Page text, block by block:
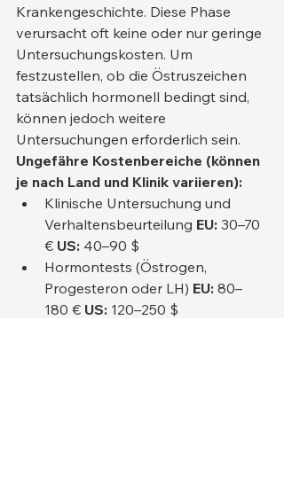
Krankengeschichte. Diese Phase
verursacht oft keine oder nur geringe
Untersuchungskosten. Um
festzustellen, ob die Östruszeichen
tatsächlich hormonell bedingt sind,
können jedoch weitere
Untersuchungen erforderlich sein.
Ungefähre Kostenbereiche (können
je nach Land und Klinik variieren):
Klinische Untersuchung und
Verhaltensbeurteilung EU: 30–70
€ US: 40–90 $
Hormontests (Östrogen,
Progesteron oder LH) EU: 80–
180 € US: 120–250 $